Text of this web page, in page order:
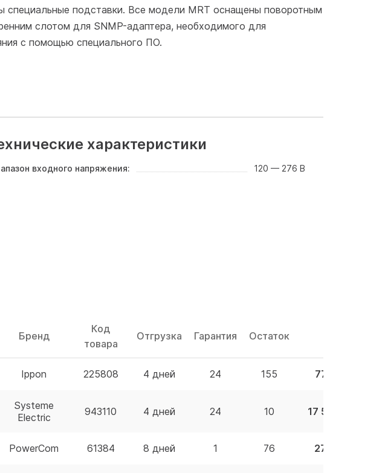
специальные подставки. Все модели MRT оснащены поворотным
слотом для SNMP-адаптера, необходимого для
с помощью специального ПО.
характеристики
входного напряжения: 120 — 276 В
Бренд
Код
товара
Отгрузка Гарантия Остаток
Ippon 225808 4 дней 24 155 772.97 BYN
Systeme
Electric
943110 4 дней 24 10 17 599.59 BYN
PowerCom 61384 8 дней 1 76 279.00 BYN